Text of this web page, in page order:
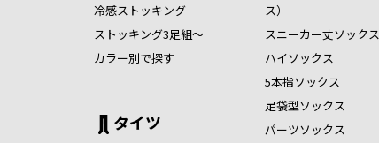
冷感ストッキング
ストッキング3足組～
カラー別で探す
タイツ
ス）
スニーカー丈ソックス
ハイソックス
5本指ソックス
足袋型ソックス
パーツソックス